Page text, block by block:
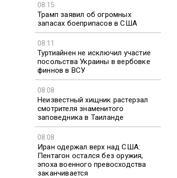
08:15
Трамп заявил об огромных
запасах боеприпасов в США
08:11
Туртиайнен не исключил участие
посольства Украины в вербовке
финнов в ВСУ
08:08
Неизвестный хищник растерзал
смотрителя знаменитого
заповедника в Таиланде
08:08
Иран одержал верх над США:
Пентагон остался без оружия,
эпоха военного превосходства
заканчивается